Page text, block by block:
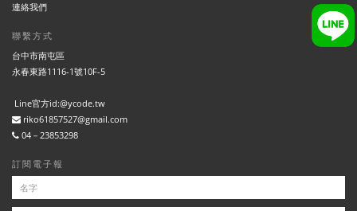
連絡我們
聯繫方式
台中市南屯區
永春東路1116-1號10F-5
Line官方id:@ycode.tw
riko61857527@gmail.com
04－23853298
訂閱電子報